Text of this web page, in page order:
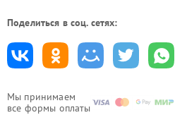
Мы принимаем
все формы оплаты
Поделиться в соц. сетях: